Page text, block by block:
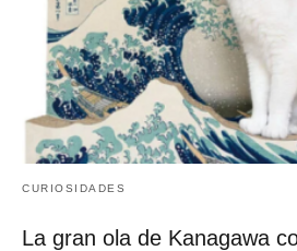
CURIOSIDADES
La gran ola de Kanagawa